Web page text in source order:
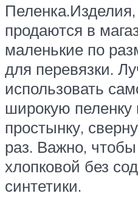
продаются в
маленькие по
для перевязки.
использовать
широкую пеленку
простынку,
раз. Важно,
хлопковой без
синтетики.